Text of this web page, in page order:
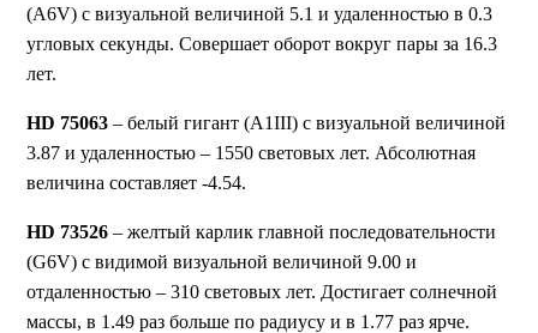
(A6V) с визуальной величиной 5.1 и удаленностью в 0.3
угловых секунды. Совершает оборот вокруг пары за 16.3
лет.
HD 75063 – белый гигант (A1III) с визуальной величиной
3.87 и удаленностью – 1550 световых лет. Абсолютная
величина составляет -4.54.
HD 73526 – желтый карлик главной последовательности
(G6V) с видимой визуальной величиной 9.00 и
отдаленностью – 310 световых лет. Достигает солнечной
массы, в 1.49 раз больше по радиусу и в 1.77 раз ярче.